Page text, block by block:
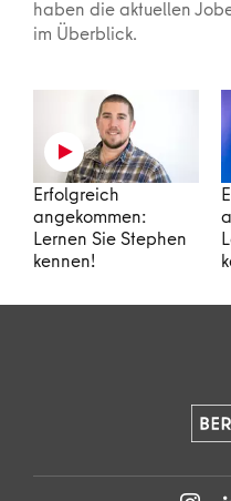
haben die aktuellen
im Überblick.
Erfolgreich
angekommen:
Lernen Sie Stephen
kennen!